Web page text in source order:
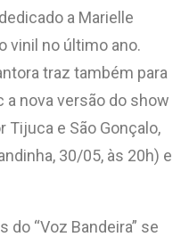
a Marielle
vinil no último ano.
traz também para
a nova versão do show
Tijuca e São Gonçalo,
30/05, às 20h) e
do “Voz Bandeira” se